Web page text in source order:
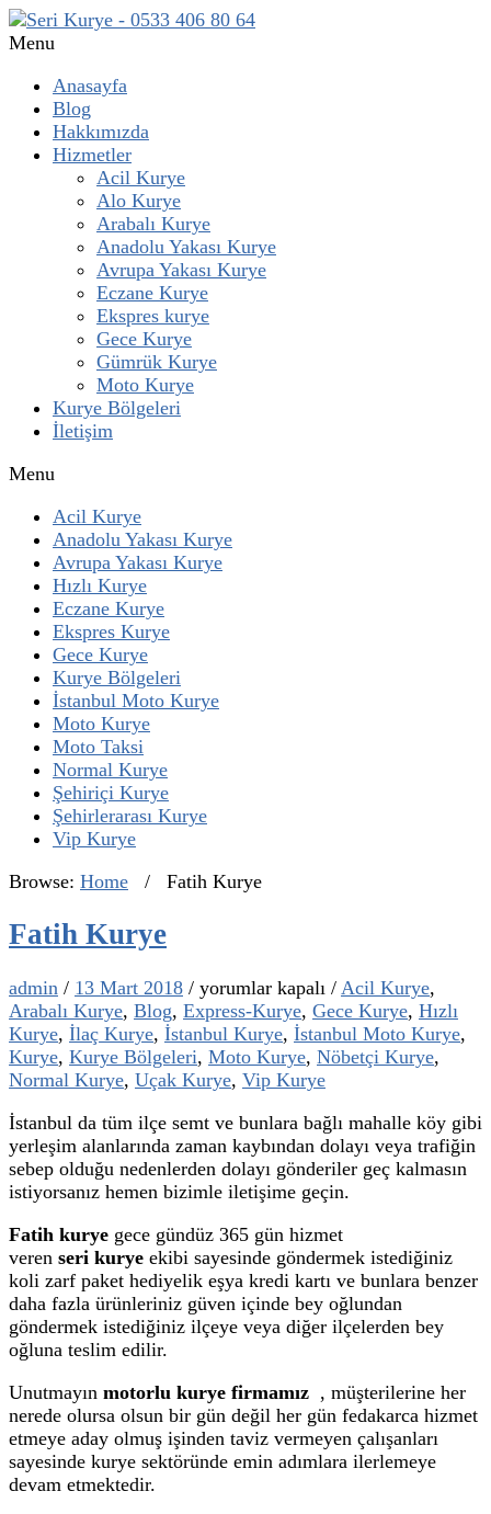
Menu
Anasayfa
Blog
Hakkımızda
Hizmetler
Acil Kurye
Alo Kurye
Arabalı Kurye
Anadolu Yakası Kurye
Avrupa Yakası Kurye
Eczane Kurye
Ekspres kurye
Gece Kurye
Gümrük Kurye
Moto Kurye
Kurye Bölgeleri
İletişim
Menu
Acil Kurye
Anadolu Yakası Kurye
Avrupa Yakası Kurye
Hızlı Kurye
Eczane Kurye
Ekspres Kurye
Gece Kurye
Kurye Bölgeleri
İstanbul Moto Kurye
Moto Kurye
Moto Taksi
Normal Kurye
Şehiriçi Kurye
Şehirlerarası Kurye
Vip Kurye
Browse: Home / Fatih Kurye
Fatih Kurye
admin / 13 Mart 2018 / Fatih
Kurye
için
yorumlar kapalı / Acil Kurye,
Arabalı Kurye, Blog, Express-Kurye, Gece Kurye, Hızlı
Kurye, İlaç Kurye, İstanbul Kurye, İstanbul Moto Kurye,
Kurye, Kurye Bölgeleri, Moto Kurye, Nöbetçi Kurye,
Normal Kurye, Uçak Kurye, Vip Kurye
İstanbul da tüm ilçe semt ve bunlara bağlı mahalle köy gibi
yerleşim alanlarında zaman kaybından dolayı veya trafiğin
sebep olduğu nedenlerden dolayı gönderiler geç kalmasın
istiyorsanız hemen bizimle iletişime geçin.
Fatih kurye gece gündüz 365 gün hizmet
veren seri kurye ekibi sayesinde göndermek istediğiniz
koli zarf paket hediyelik eşya kredi kartı ve bunlara benzer
daha fazla ürünleriniz güven içinde bey oğlundan
göndermek istediğiniz ilçeye veya diğer ilçelerden bey
oğluna teslim edilir.
Unutmayın motorlu kurye firmamız , müşterilerine her
nerede olursa olsun bir gün değil her gün fedakarca hizmet
etmeye aday olmuş işinden taviz vermeyen çalışanları
sayesinde kurye sektöründe emin adımlara ilerlemeye
devam etmektedir.